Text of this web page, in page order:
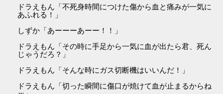
ドラえもん「不死身時間につけた傷から血と痛みが一気に
あふれる！」
しずか「あーーーあーー！！」
ドラえもん「その時に手足から一気に血が出たら君、死ん
じゃうだろ？」
ドラえもん「そんな時にガス切断機はいいんだ！」
ドラえもん「切った瞬間に傷口が焼けて血が止まるからね